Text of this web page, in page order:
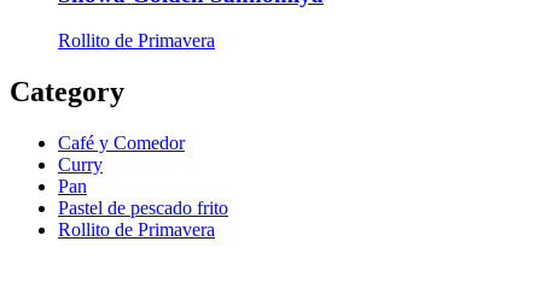
Rollito de Primavera
Category
Café y Comedor
Curry
Pan
Pastel de pescado frito
Rollito de Primavera